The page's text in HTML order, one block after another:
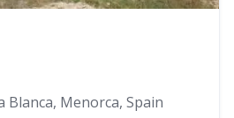
Blanca, Menorca, Spain